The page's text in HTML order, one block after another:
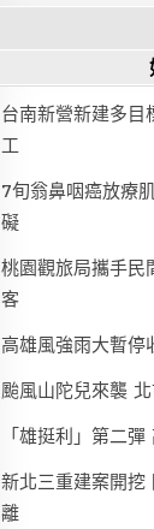
台南新營新建多目
工
7旬翁鼻咽癌放療
礙
桃園觀旅局攜手
客
高雄風強雨大暫
颱風山陀兒來襲
「雄挺利」第二
新北三重建案開
離